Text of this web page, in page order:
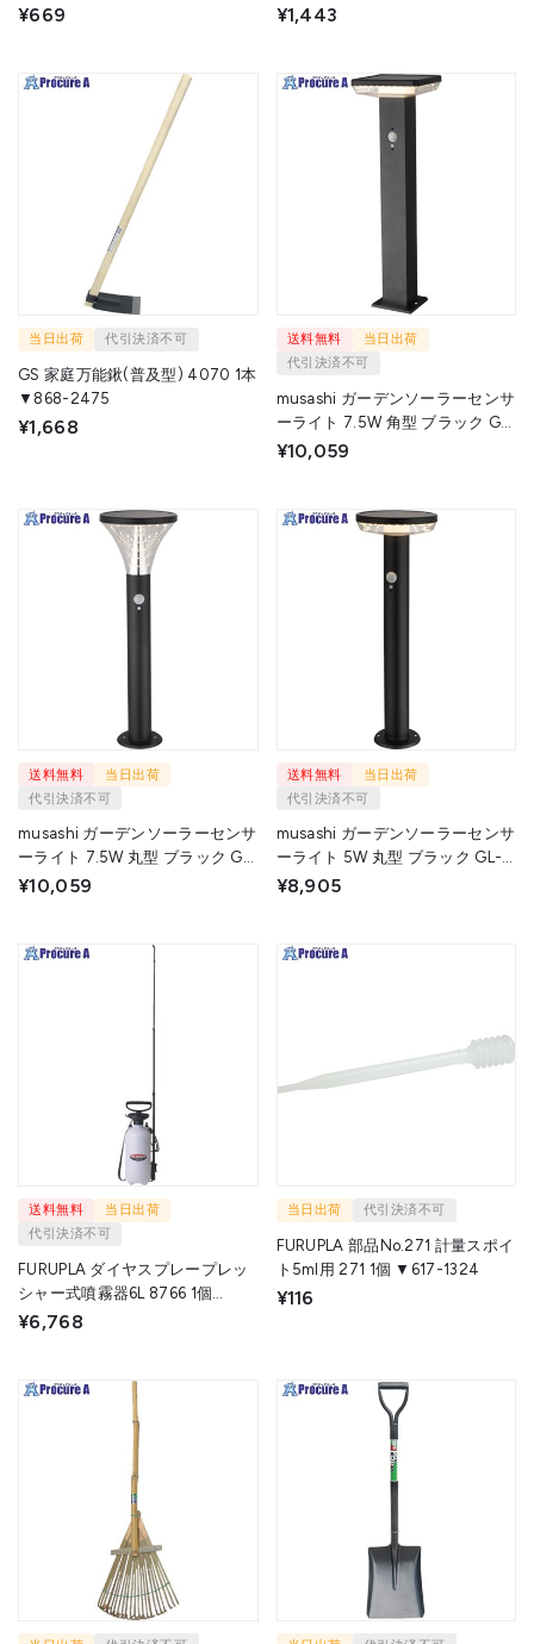
B150 1本 ▼733-0487
¥669 ¥1,443
当日出荷 代引決済不可
GS 家庭万能鍬(普及型) 4070 1本
▼868-2475
¥1,668
送料無料
当日出荷
代引決済不可
musashi ガーデンソーラーセンサ
ーライト 7.5W 角型 ブラック GL-
S120BK 1個 ▼689-1379
¥10,059
送料無料
当日出荷
代引決済不可
musashi ガーデンソーラーセンサ
ーライト 7.5W 丸型 ブラック GL-
S130BK 1個 ▼689-1377
¥10,059
送料無料
当日出荷
代引決済不可
musashi ガーデンソーラーセンサ
ーライト 5W 丸型 ブラック GL-
S110BK 1個 ▼689-1378
¥8,905
送料無料
当日出荷
代引決済不可
FURUPLA ダイヤスプレープレッ
シャー式噴霧器6L 8766 1個
▼126-1746
¥6,768
当日出荷 代引決済不可
FURUPLA 部品No.271 計量スポイ
ト5ml用 271 1個 ▼617-1324
¥116